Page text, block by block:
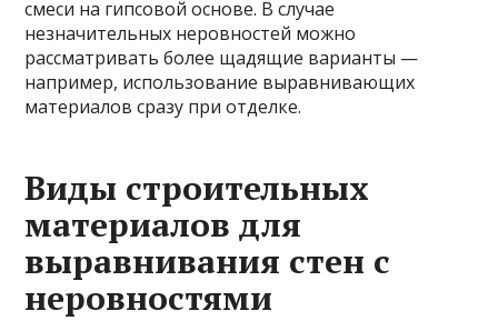
смеси на гипсовой основе. В случае
незначительных неровностей можно
рассматривать более щадящие варианты —
например, использование выравнивающих
материалов сразу при отделке.
Виды строительных
материалов для
выравнивания стен с
неровностями